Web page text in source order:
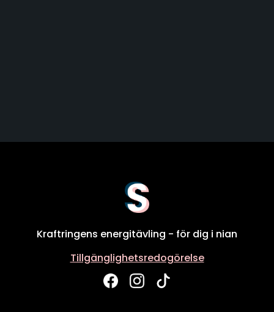
Kraftringens energitävling - för dig i nian
Tillgänglighetsredogörelse
Facebook
Instagram